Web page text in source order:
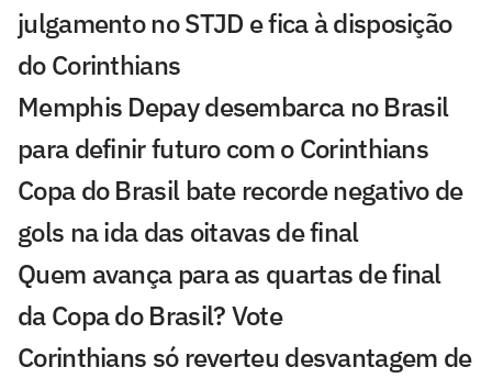
julgamento no STJD e fica à disposição
do Corinthians
Memphis Depay desembarca no Brasil
para definir futuro com o Corinthians
Copa do Brasil bate recorde negativo de
gols na ida das oitavas de final
Quem avança para as quartas de final
da Copa do Brasil? Vote
Corinthians só reverteu desvantagem de